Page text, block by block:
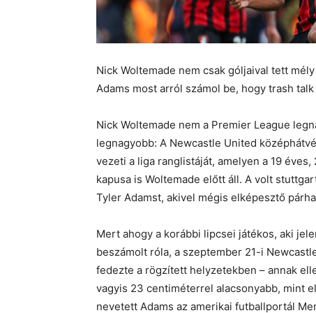
Nick Woltemade nem csak góljaival tett
Adams most arról számol be, hogy trash
Nick Woltemade nem a Premier League
legnagyobb: A Newcastle United
vezeti a liga ranglistáját, amelyen a 19
kapusa is Woltemade előtt áll. A volt
Tyler Adamst, akivel mégis elképesztő
Mert ahogy a korábbi lipcsei játékos, aki
beszámolt róla, a szeptember 21-i
fedezte a rögzített helyzetekben – annak
vagyis 23 centiméterrel alacsonyabb, mint
nevetett Adams az amerikai futballportál